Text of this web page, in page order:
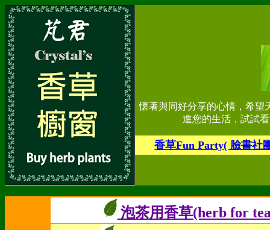
懷著與同好分享的心情，希望
進您的生活，試試
香草Fun Party( 臉書社
泡茶用香草(herb for